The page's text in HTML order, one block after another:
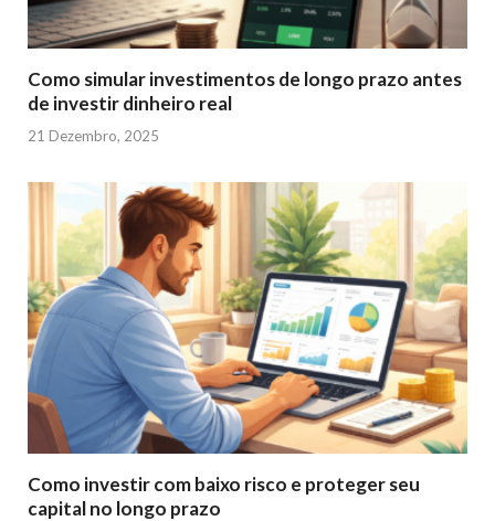
Como simular investimentos de longo prazo antes
de investir dinheiro real
21 Dezembro, 2025
Como investir com baixo risco e proteger seu
capital no longo prazo